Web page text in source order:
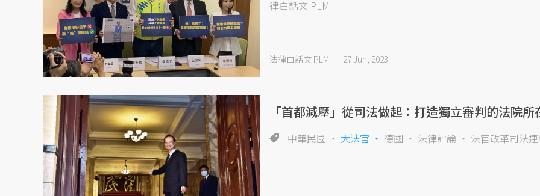
律白話文 PLM
法律白話文 PLM 27 Jun, 2023
「首都減壓」從司法做起：打造獨立審判的法院所
中華民國 大法官 德國 法律評論 法官改革司法